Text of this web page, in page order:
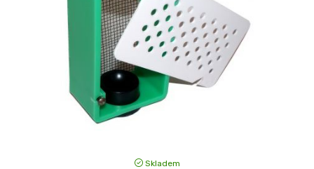
Skladem